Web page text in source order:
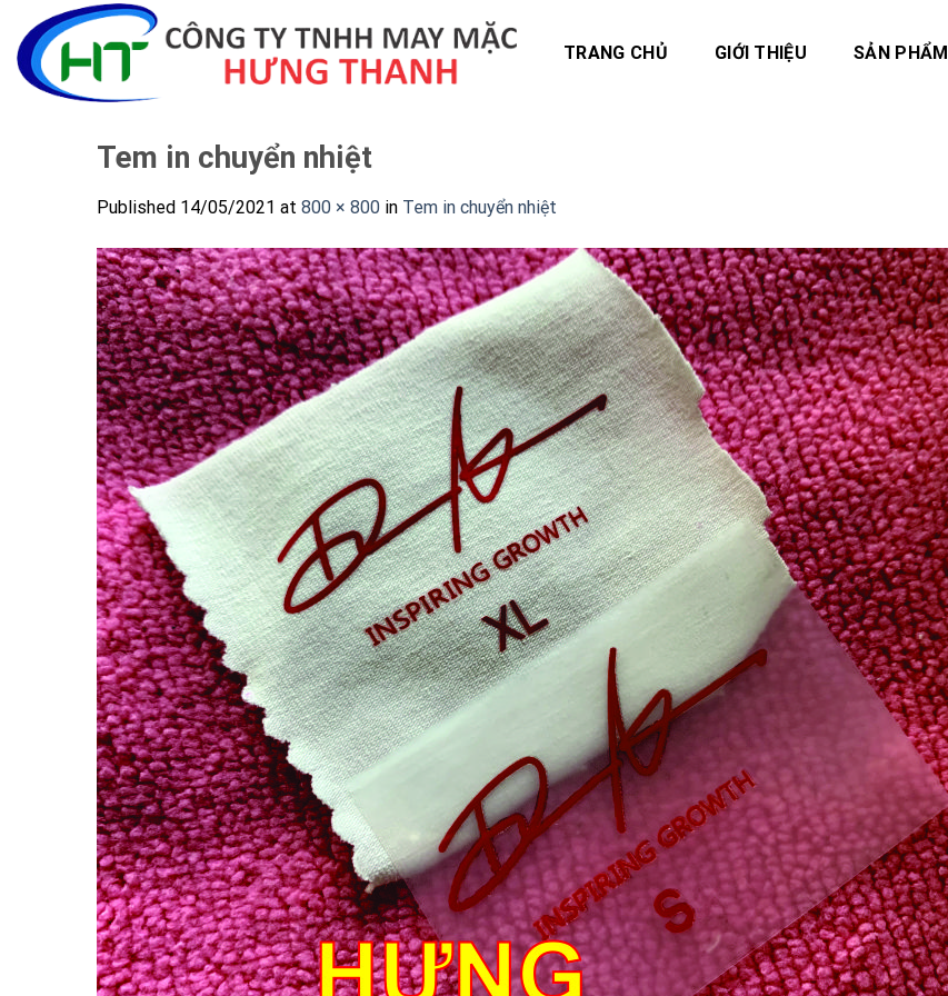
content
TRANG CHỦ GIỚI THIỆU SẢN PHẨM
Tem in chuyển nhiệt
Published 14/05/2021 at 800 × 800 in Tem in chuyển nhiệt